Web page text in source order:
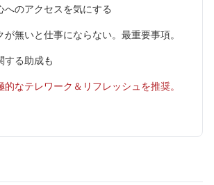
へのアクセスを気にする
が無いと仕事にならない。最重要事項。
する助成も
的なテレワーク＆リフレッシュを推奨。